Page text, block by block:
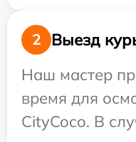
2
Выезд
Наш мастер
время для
CityCoco. В